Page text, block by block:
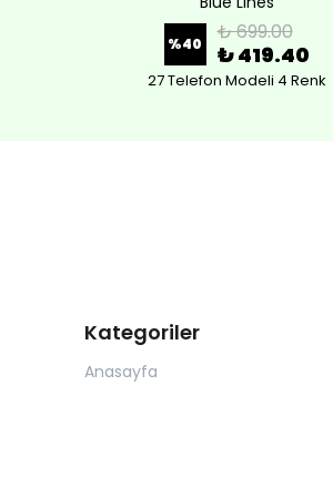
%40 ₺ 699.00
₺ 419.40
27 Telefon Modeli 4 Renk
Kategoriler
Anasayfa